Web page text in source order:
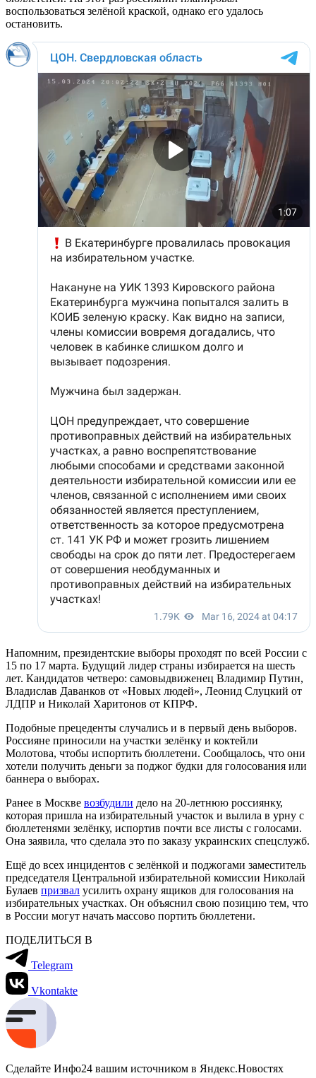
воспользоваться зелёной краской, однако его удалось
остановить.
Напомним, президентские выборы проходят по всей России с
15 по 17 марта. Будущий лидер страны избирается на шесть
лет. Кандидатов четверо: самовыдвиженец Владимир Путин,
Владислав Даванков от «Новых людей», Леонид Слуцкий от
ЛДПР и Николай Харитонов от КПРФ.
Подобные прецеденты случались и в первый день выборов.
Россияне приносили на участки зелёнку и коктейли
Молотова, чтобы испортить бюллетени. Сообщалось, что они
хотели получить деньги за поджог будки для голосования или
баннера о выборах.
Ранее в Москве возбудили дело на 20-летнюю россиянку,
которая пришла на избирательный участок и вылила в урну с
бюллетенями зелёнку, испортив почти все листы с голосами.
Она заявила, что сделала это по заказу украинских спецслужб.
Ещё до всех инцидентов с зелёнкой и поджогами заместитель
председателя Центральной избирательной комиссии Николай
Булаев призвал усилить охрану ящиков для голосования на
избирательных участках. Он объяснил свою позицию тем, что
в России могут начать массово портить бюллетени.
ПОДЕЛИТЬСЯ В
Telegram
Vkontakte
Сделайте Инфо24 вашим источником в Яндекс.Новостях